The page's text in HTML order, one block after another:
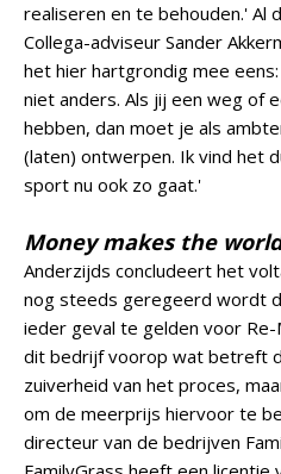
realiseren en te behouden.' Al
Collega-adviseur Sander
het hier hartgrondig mee
niet anders. Als jij een weg of
hebben, dan moet je als
(laten) ontwerpen. Ik vind het
sport nu ook zo gaat.'
Money makes the
Anderzijds concludeert het
nog steeds geregeerd wordt
ieder geval te gelden voor Re-
dit bedrijf voorop wat betreft
zuiverheid van het proces,
om de meerprijs hiervoor te
directeur van de bedrijven